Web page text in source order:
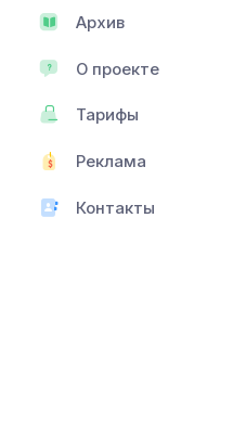
Архив
О проекте
Тарифы
Реклама
Контакты